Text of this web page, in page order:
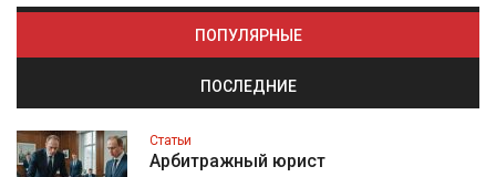
ПОПУЛЯРНЫЕ
ПОСЛЕДНИЕ
Статьи
Арбитражный юрист